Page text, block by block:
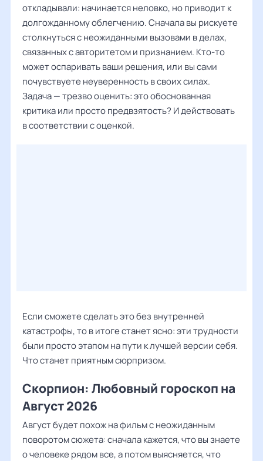
откладывали: начинается неловко, но приводит к
долгожданному облегчению. Сначала вы рискуете
столкнуться с неожиданными вызовами в делах,
связанных с авторитетом и признанием. Кто-то
может оспаривать ваши решения, или вы сами
почувствуете неуверенность в своих силах.
Задача — трезво оценить: это обоснованная
критика или просто предвзятость? И действовать
в соответствии с оценкой.
Если сможете сделать это без внутренней
катастрофы, то в итоге станет ясно: эти трудности
были просто этапом на пути к лучшей версии себя.
Что станет приятным сюрпризом.
Скорпион: Любовный гороскоп на
Август 2026
Август будет похож на фильм с неожиданным
поворотом сюжета: сначала кажется, что вы знаете
о человеке рядом все, а потом выясняется, что